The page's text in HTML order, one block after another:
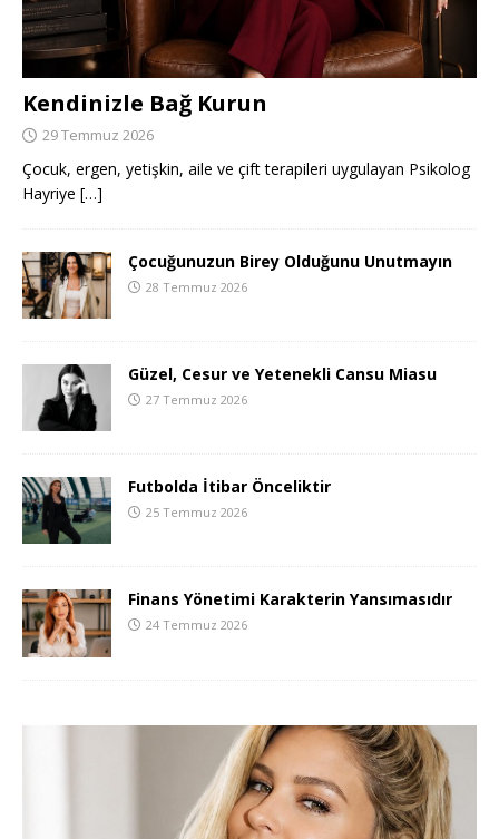
Kendinizle Bağ Kurun
29 Temmuz 2026
Çocuk, ergen, yetişkin, aile ve çift terapileri uygulayan Psikolog
Hayriye […]
Çocuğunuzun Birey Olduğunu Unutmayın
28 Temmuz 2026
Güzel, Cesur ve Yetenekli Cansu Miasu
27 Temmuz 2026
Futbolda İtibar Önceliktir
25 Temmuz 2026
Finans Yönetimi Karakterin Yansımasıdır
24 Temmuz 2026